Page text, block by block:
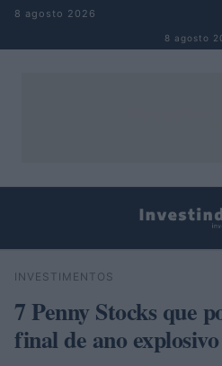
Pular para o conteúdo
8 agosto 2026
8 agosto
Buscar
INVESTIMENTOS
7 Penny Stocks que
final de ano explosivo